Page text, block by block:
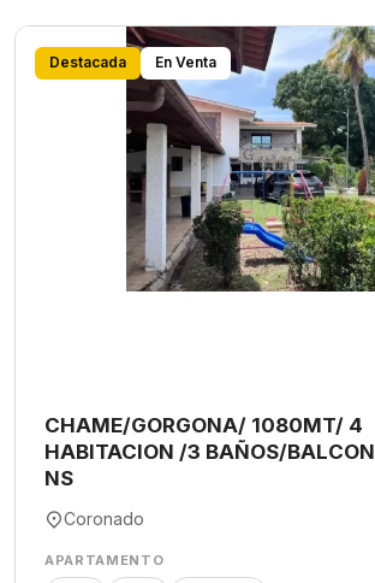
Destacada En Venta
CHAME/GORGONA/ 1080MT/ 4
HABITACION /3 BAÑOS/
NS
Coronado
APARTAMENTO